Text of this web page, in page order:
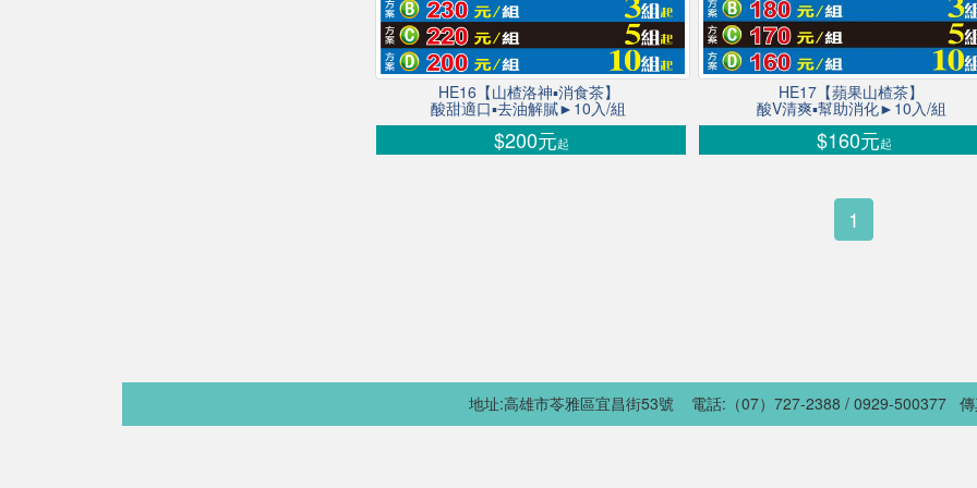
HE16【山楂洛神▪消食茶】
酸甜適口▪去油解膩►10入/組
$200元起
HE17【蘋果山楂茶】
酸V清爽▪幫助消化►10入/組
$160元起
1
地址:高雄市苓雅區宜昌街53號 電話:（07）727-2388 / 0929-500377